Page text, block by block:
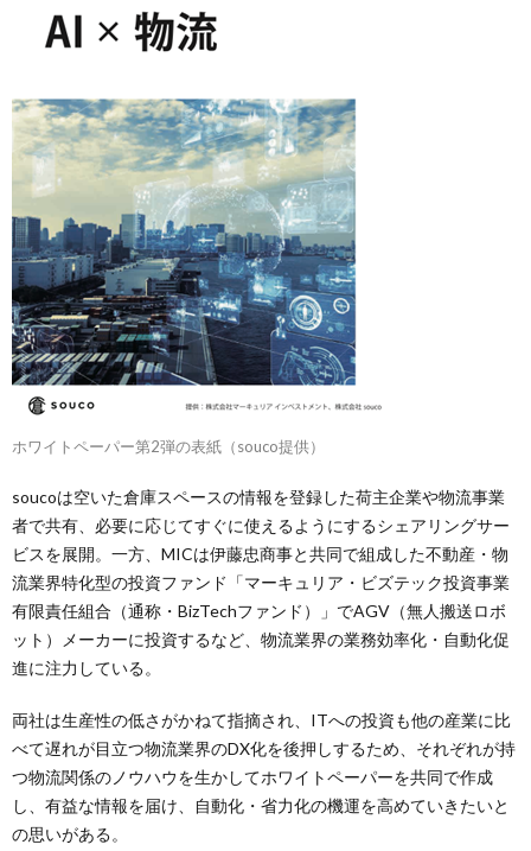
ホワイトペーパー第2弾の表紙（souco提供）
soucoは空いた倉庫スペースの情報を登録した荷主企業や物流事業
者で共有、必要に応じてすぐに使えるようにするシェアリングサー
ビスを展開。一方、MICは伊藤忠商事と共同で組成した不動産・物
流業界特化型の投資ファンド「マーキュリア・ビズテック投資事業
有限責任組合（通称・BizTechファンド）」でAGV（無人搬送ロボ
ット）メーカーに投資するなど、物流業界の業務効率化・自動化促
進に注力している。
両社は生産性の低さがかねて指摘され、ITへの投資も他の産業に比
べて遅れが目立つ物流業界のDX化を後押しするため、それぞれが持
つ物流関係のノウハウを生かしてホワイトペーパーを共同で作成
し、有益な情報を届け、自動化・省力化の機運を高めていきたいと
の思いがある。